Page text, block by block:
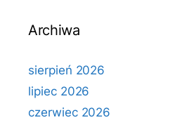
Archiwa
sierpień 2026
lipiec 2026
czerwiec 2026